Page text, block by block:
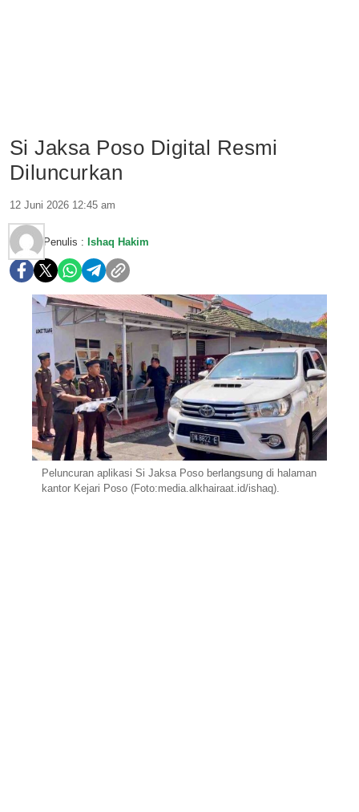
Si Jaksa Poso Digital Resmi
Diluncurkan
12 Juni 2026 12:45 am
Penulis : Ishaq Hakim
Peluncuran aplikasi Si Jaksa Poso berlangsung di halaman
kantor Kejari Poso (Foto:media.alkhairaat.id/ishaq).